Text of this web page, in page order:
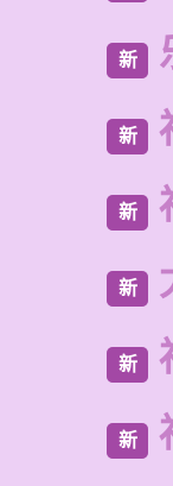
新
新
新
新
新
新